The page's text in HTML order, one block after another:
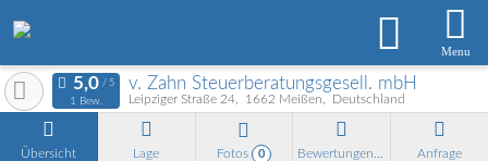
Menu
v. Zahn Steuerberatungsgesell. mbH
Leipziger Straße 24 1662 Meißen Deutschland
1 Bew.
Übersicht Lage Fotos 0 Anfrage